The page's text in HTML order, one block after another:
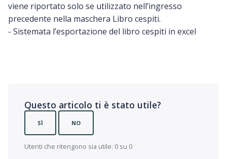
viene riportato solo se utilizzato nell’ingresso
precedente nella maschera Libro cespiti.
- Sistemata l’esportazione del libro cespiti in excel
Questo articolo ti è stato utile?
SÌ NO
Utenti che ritengono sia utile: 0 su 0